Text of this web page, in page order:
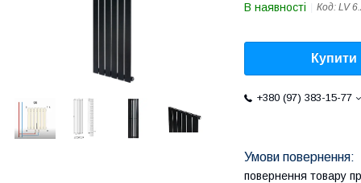
В наявності Код: LV
Купити
+380 (97) 383-15-77
повернення товару